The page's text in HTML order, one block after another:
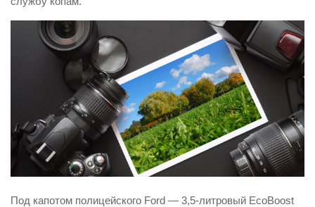
Под капотом полицейского Ford — 3,5-литровый EcoBoost